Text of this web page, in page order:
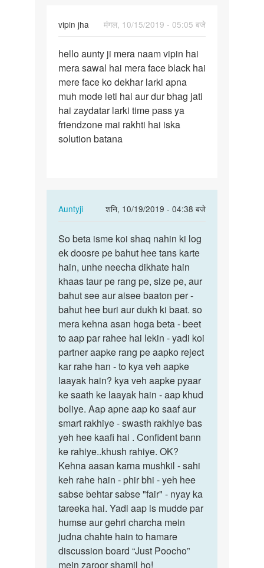
vipin jha
मंगल, 10/15/2019 - 05:05 बजे
hello
aunty
ji
mera
naam…
hello aunty ji mera naam vipin hai
mera sawal hai mera face black hai
mere face ko dekhar larki apna
muh mode leti hai aur dur bhag jati
hai zaydatar larki time pass ya
friendzone mai rakhti hai iska
solution batana
Auntyji
शनि, 10/19/2019 - 04:38 बजे
In
to
hello
aunty
ji
mera
naam…
by
vipin
jha
So
beta
isme
koi
shaq
nahin…
So beta isme koi shaq nahin ki log
ek doosre pe bahut hee tans karte
hain, unhe neecha dikhate hain
khaas taur pe rang pe, size pe, aur
bahut see aur aisee baaton per -
bahut hee buri aur dukh ki baat. so
mera kehna asan hoga beta - beet
to aap par rahee hai lekin - yadi koi
partner aapke rang pe aapko reject
kar rahe han - to kya veh aapke
laayak hain? kya veh aapke pyaar
ke saath ke laayak hain - aap khud
boliye. Aap apne aap ko saaf aur
smart rakhiye - swasth rakhiye bas
yeh hee kaafi hai . Confident bann
ke rahiye..khush rahiye. OK?
Kehna aasan karna mushkil - sahi
keh rahe hain - phir bhi - yeh hee
sabse behtar sabse "fair" - nyay ka
tareeka hai. Yadi aap is mudde par
humse aur gehri charcha mein
judna chahte hain to hamare
discussion board “Just Poocho”
mein zaroor shamil ho!